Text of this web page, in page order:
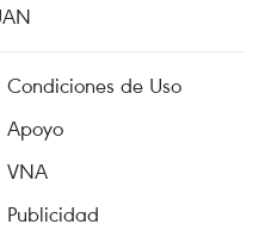
Condiciones de Uso
Apoyo
VNA
Publicidad